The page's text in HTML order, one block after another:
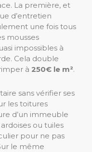
La première, et
d’entretien
une fois tous
mousses
impossibles à
Cela double
à 250€ le m².
sans vérifier ses
les toitures
d’un immeuble
ou tuiles
pour ne pas
le même